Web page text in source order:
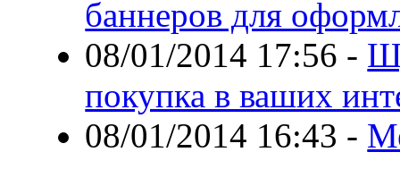
баннеров для
08/01/2014 17:56 -
покупка в ваших
08/01/2014 16:43 -